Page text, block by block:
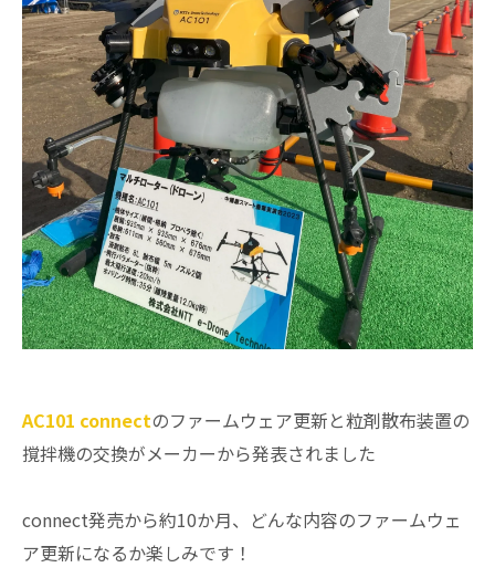
AC101 connectのファームウェア更新と粒剤散布装置の
撹拌機の交換がメーカーから発表されました
connect発売から約10か月、どんな内容のファームウェ
ア更新になるか楽しみです！